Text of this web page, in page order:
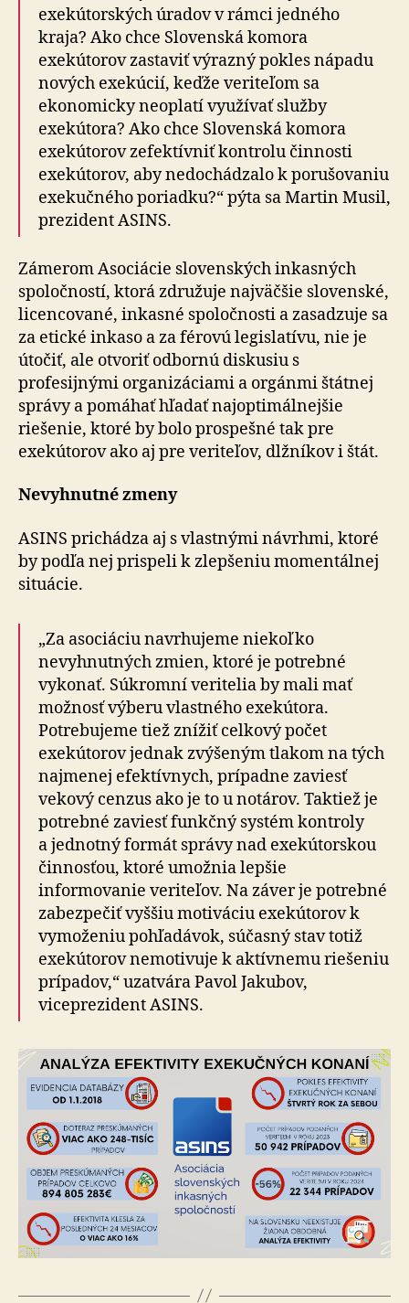
exe­kú­tor­ských úradov v rámci jedného
kraja? Ako chce Slo­ven­ská komora
exekútorov zastaviť výrazný pokles nápadu
nových exekúcií, keďže veriteľom sa
ekonomicky neoplatí využívať služby
exekútora? Ako chce Slo­ven­ská komora
exekútorov zefektívniť kontrolu činnosti
exekútorov, aby nedochádzalo k porušovaniu
exe­kuč­né­ho poriadku?“ pýta sa Martin Musil,
prezident ASINS.
Zámerom Asociácie slovenských inkasných
spoločností, ktorá združuje najväčšie slovenské,
licencované, inkasné spoločnosti a zasadzuje sa
za etické inkaso a za férovú legislatívu, nie je
útočiť, ale otvoriť odbornú diskusiu s
profesijnými organizáciami a orgánmi štátnej
správy a pomáhať hľadať najoptimálnejšie
riešenie, ktoré by bolo prospešné tak pre
exekútorov ako aj pre veriteľov, dlžníkov i štát.
Nevyhnutné zmeny
ASINS prichádza aj s vlastnými návrhmi, ktoré
by podľa nej prispeli k zlepšeniu momentálnej
situácie.
„Za asociáciu navrhujeme niekoľko
nevyhnutných zmien, ktoré je potrebné
vykonať. Súkromní veritelia by mali mať
možnosť výberu vlastného exekútora.
Potrebujeme tiež znížiť celkový počet
exekútorov jednak zvýšeným tlakom na tých
najmenej efektívnych, prípadne zaviesť
vekový cenzus ako je to u notárov. Taktiež je
potrebné zaviesť funkčný systém kontroly
a jednotný formát správy nad exekútorskou
činnosťou, ktoré umožnia lepšie
informovanie veriteľov. Na záver je potrebné
zabezpečiť vyššiu motiváciu exekútorov k
vymoženiu pohľadávok, súčasný stav totiž
exekútorov nemotivuje k aktívnemu riešeniu
prípadov,“ uzatvára Pavol Jakubov,
viceprezident ASINS.